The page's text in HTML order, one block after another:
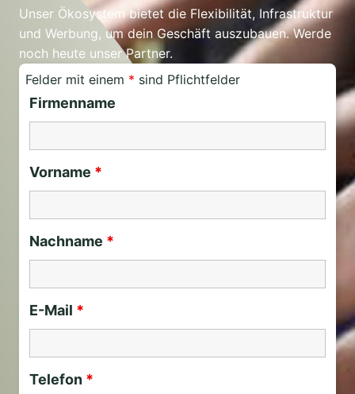
Unser Ökosystem bietet die Flexibilität, Infrastruktur
und Werbung, um dein Geschäft auszubauen. Werde
noch heute unser Partner.
Felder mit einem * sind Pflichtfelder
Firmenname
Vorname *
Nachname *
E-Mail *
Telefon *